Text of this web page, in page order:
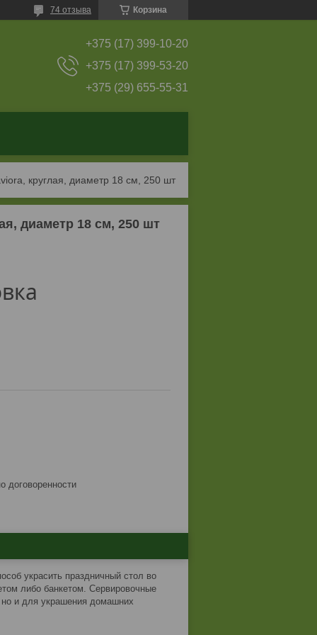
Корзина
74 отзыва
+375 (17) 399-10-20
+375 (17) 399-53-20
+375 (29) 655-55-31
круглая, диаметр 18 см, 250 шт
диаметр 18 см, 250 шт
договоренности
украсить праздничный стол во
либо банкетом. Сервировочные
и для украшения домашних